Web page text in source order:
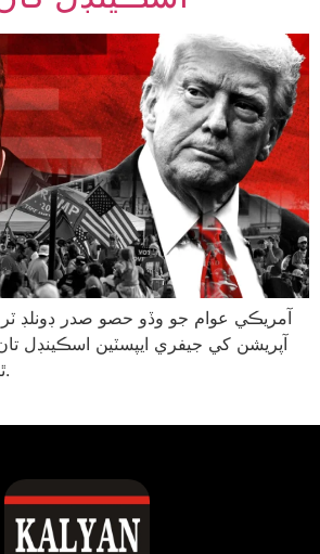
آپريشن کي جيفري ايپسٽين اسڪينڊل
ٿيل قرار ڏئي رهيو آهي.